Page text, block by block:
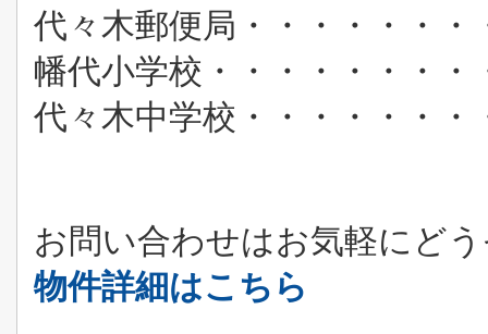
代々木郵便局・・・・・・・
幡代小学校・・・・・・・・
代々木中学校・・・・・・・
お問い合わせはお気軽にど
物件詳細はこちら